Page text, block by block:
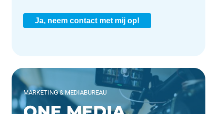
Ja, neem contact met mij op!
MARKETING & MEDIABUREAU